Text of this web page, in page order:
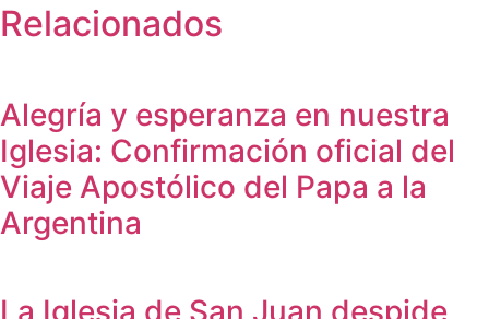
Relacionados
Alegría y esperanza en nuestra
Iglesia: Confirmación oficial del
Viaje Apostólico del Papa a la
Argentina
La Iglesia de San Juan despide